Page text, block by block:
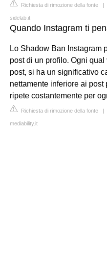
Richiesta di rimozione della fonte |
sidelab.it
Quando Instagram ti
Lo Shadow Ban Instagram
post di un profilo. Ogni
post, si ha un significativo
nettamente inferiore ai
ripete costantemente per
Richiesta di rimozione della fonte |
mediability.it